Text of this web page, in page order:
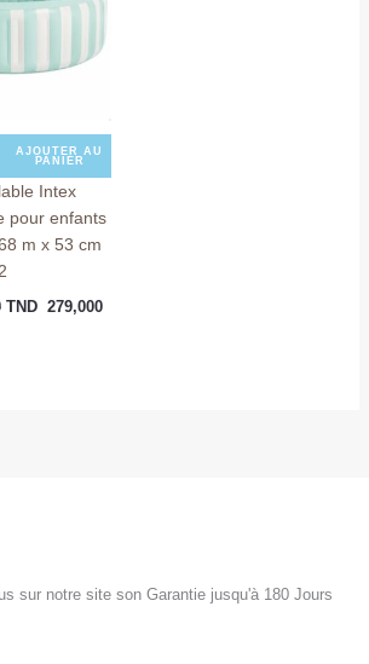
AJOUTER AU
PANIER
Intex
pour enfants
m x 53 cm
299,000.
TND 279,000
sur notre site son Garantie jusqu'à 180 Jours